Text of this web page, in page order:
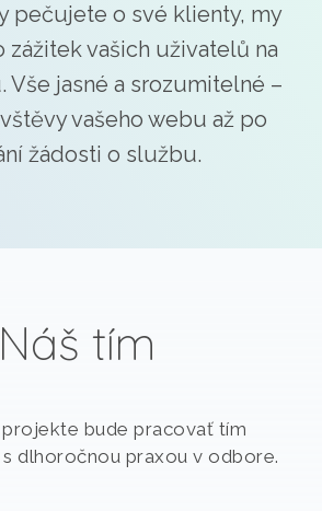
pečujete o své klienty, my
zážitek vašich uživatelů na
Vše jasné a srozumitelné –
vašeho webu až po
žádosti o službu.
Náš tím
bude pracovať tím
dlhoročnou praxou v odbore.